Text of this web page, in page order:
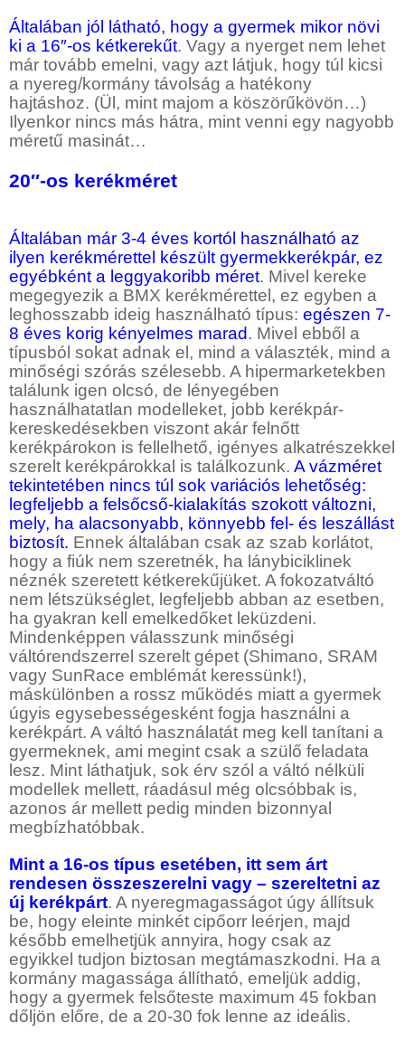
Általában jól látható, hogy a gyermek mikor növi
ki a 16″-os kétkerekűt. Vagy a nyerget nem lehet
már tovább emelni, vagy azt látjuk, hogy túl kicsi
a nyereg/kormány távolság a hatékony
hajtáshoz. (Ül, mint majom a köszörűkövön…)
Ilyenkor nincs más hátra, mint venni egy nagyobb
méretű masinát…
20″-os kerékméret
Általában már 3-4 éves kortól használható az
ilyen kerékmérettel készült gyermekkerékpár, ez
egyébként a leggyakoribb méret. Mivel kereke
megegyezik a BMX kerékmérettel, ez egyben a
leghosszabb ideig használható típus: egészen 7-
8 éves korig kényelmes marad. Mivel ebből a
típusból sokat adnak el, mind a választék, mind a
minőségi szórás szélesebb. A hipermarketekben
találunk igen olcsó, de lényegében
használhatatlan modelleket, jobb kerékpár-
kereskedésekben viszont akár felnőtt
kerékpárokon is fellelhető, igényes alkatrészekkel
szerelt kerékpárokkal is találkozunk. A vázméret
tekintetében nincs túl sok variációs lehetőség:
legfeljebb a felsőcső-kialakítás szokott változni,
mely, ha alacsonyabb, könnyebb fel- és leszállást
biztosít. Ennek általában csak az szab korlátot,
hogy a fiúk nem szeretnék, ha lánybiciklinek
néznék szeretett kétkerekűjüket. A fokozatváltó
nem létszükséglet, legfeljebb abban az esetben,
ha gyakran kell emelkedőket leküzdeni.
Mindenképpen válasszunk minőségi
váltórendszerrel szerelt gépet (Shimano, SRAM
vagy SunRace emblémát keressünk!),
máskülönben a rossz működés miatt a gyermek
úgyis egysebességesként fogja használni a
kerékpárt. A váltó használatát meg kell tanítani a
gyermeknek, ami megint csak a szülő feladata
lesz. Mint láthatjuk, sok érv szól a váltó nélküli
modellek mellett, ráadásul még olcsóbbak is,
azonos ár mellett pedig minden bizonnyal
megbízhatóbbak.
Mint a 16-os típus esetében, itt sem árt
rendesen összeszerelni vagy – szereltetni az
új kerékpárt. A nyeregmagasságot úgy állítsuk
be, hogy eleinte minkét cipőorr leérjen, majd
később emelhetjük annyira, hogy csak az
egyikkel tudjon biztosan megtámaszkodni. Ha a
kormány magassága állítható, emeljük addig,
hogy a gyermek felsőteste maximum 45 fokban
dőljön előre, de a 20-30 fok lenne az ideális.